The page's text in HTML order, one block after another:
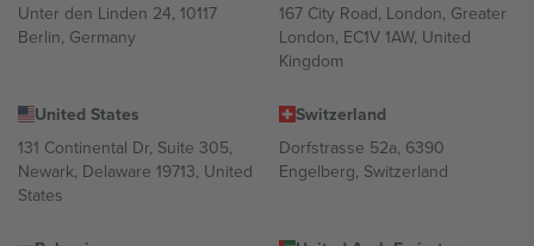
Unter den Linden 24, 10117
Berlin, Germany
167 City Road, London, Greater
London, EC1V 1AW, United
Kingdom
United States
131 Continental Dr, Suite 305,
Newark, Delaware 19713, United
States
Switzerland
Dorfstrasse 52a, 6390
Engelberg, Switzerland